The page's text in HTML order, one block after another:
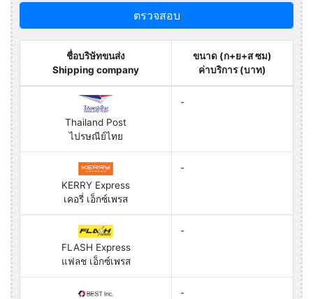
ตรวจสอบ
ชื่อบริษัทขนส่ง
Shipping company
ขนาด (ก+ย+ส ซม)
ค่าบริการ (บาท)
Thailand Post
ไปรษณีย์ไทย
-
KERRY Express
เคอรี่ เอ็กซ์เพรส
-
FLASH Express
แฟลช เอ็กซ์เพรส
-
-